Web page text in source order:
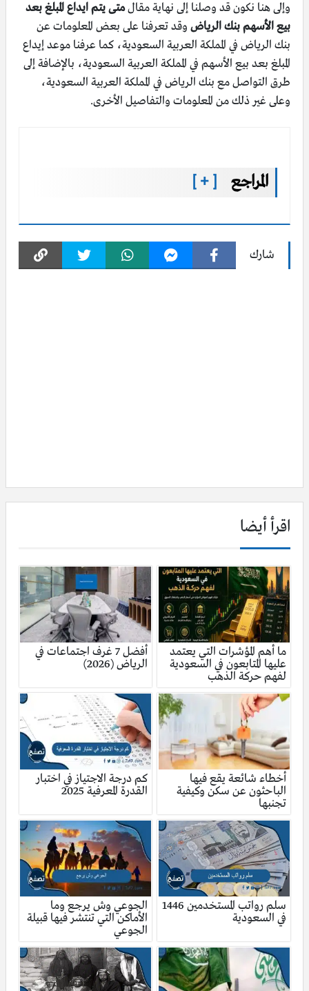
وإلى هنا نكون قد وصلنا إلى نهاية مقالمتى يتم ايداع المبلغ بعد
بيع الأسهم بنك الرياض وقد تعرفنا على بعض المعلومات عن
بنك الرياض في المملكة العربية السعودية، كما عرفنا موعد إيداع
المبلغ بعد بيع الأسهم في المملكة العربية السعودية، بالإضافة إلى
طرق التواصل مع بنك الرياض في المملكة العربية السعودية،
وعلى غير ذلك من المعلومات والتفاصيل الأخرى.
المراجع [ + ]
شارك
اقرأ أيضا
ما أهم المؤشرات التي يعتمد
عليها المتابعون في السعودية
لفهم حركة الذهب
أفضل 7 غرف اجتماعات في
الرياض (2026)
أخطاء شائعة يقع فيها
الباحثون عن سكن وكيفية
تجنبها
كم درجة الاجتياز في اختبار
القدرة المعرفية 2025
سلم رواتب المستخدمين 1446
في السعودية
الجوعي وش يرجع وما
الأماكن التي تنتشر فيها قبيلة
الجوعي